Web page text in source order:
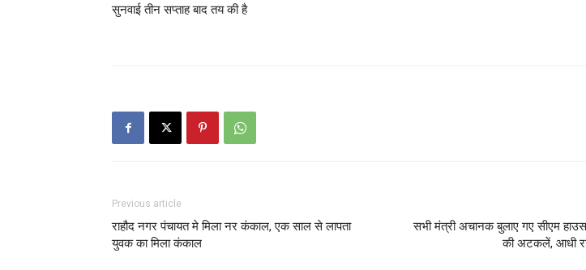
सुनवाई तीन सप्ताह बाद तय की है
Previous article
राहौद नगर पंचायत मे मिला नर कंकाल, एक साल से लापता
युवक का मिला कंकाल
सभी मंत्री अचानक बुलाए गए सीएम
की अटकलें, आधी